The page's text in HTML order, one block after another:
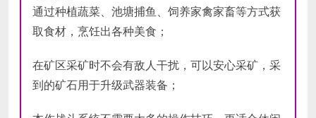
通过种植蔬菜、池塘捕鱼、饲养家禽家畜等方式获
取食材，烹饪出各种美食；
在矿区采矿时不会有敌人干扰，可以安心采矿，采
到的矿石用于升级武器装备；